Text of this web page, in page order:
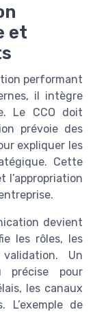
et
performant
il intègre
Le CCO doit
prévoie des
expliquer les
Cette
l’appropriation
devient
les rôles, les
Un
précise pour
les canaux
L’exemple de